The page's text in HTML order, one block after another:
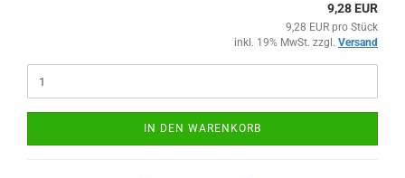
9,28 EUR
9,28 EUR pro Stück
inkl. 19% MwSt. zzgl. Versand
IN DEN WARENKORB